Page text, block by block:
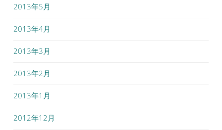
2013年5月
2013年4月
2013年3月
2013年2月
2013年1月
2012年12月